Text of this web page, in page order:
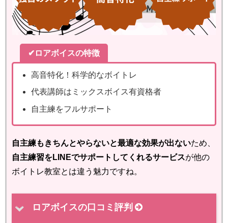
✔ロアボイスの特徴
高音特化！科学的なボイトレ
代表講師はミックスボイス有資格者
自主練をフルサポート
自主練もきちんとやらないと最適な効果が出ないため、
自主練習をLINEでサポートしてくれるサービスが他の
ボイトレ教室とは違う魅力ですね。
ロアボイスの口コミ評判